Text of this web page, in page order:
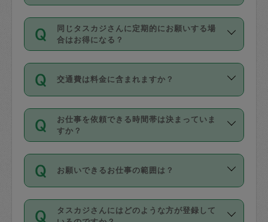
お、3時間を下回っても、値引き等はござ
いません。
タスカジさんの価格設定には最初は制限
があり、レビュー件数、レビューの平均
値、などで除々に設定可能な最高額が上
がっていく仕組みになっています。
お支払方法はクレジットカード（Visa／
Master／JCB／AMERICAN EXPRESS／
Diners Club）のみとなります。
を行う際にご入力ください。プロフィー
ル登録時にはご入力いただかなくても大
丈夫です。
デビットカード・プリペイドカード（Vプ
リカ、au WALLETなど）は支払にはご利
銀行振込や現金払いも対応していませ
なお、タスカジさんの交通費も、依頼料
同じタスカジさんに定期的にお願いする場
合はお得になる？
依頼には「スポット」と「定期（毎週｜
隔週）」があり、「定期」の依頼は「ス
ポット」よりお得な料金でご利用できま
す。
定期の最低利用回数は設けていない代わ
りに、一定数を超えたキャンセルは有償
（例：毎週定期の場合は３回以上のキャ
ンセルが有償（1200円、隔週定期の場合
交通費は料金に含まれますか？
交通費は依頼料金とは別途発生し、依頼
料金のご請求と合わせてお支払いとなり
ます。交通費の金額は「依頼の詳細」に
お仕事を依頼できる時間帯は決まっていま
すか？
時間帯は3種類あります。いずれも１回あ
たり３時間です。
・ＡＭ ９時～１２時
お願いできるお仕事の範囲は？
掃除、整理収納、洗濯、買い物、料理、
作り置きです。タスカジさんによってで
タスカジさんにはどのような方が登録して